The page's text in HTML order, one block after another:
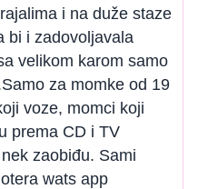
i na duže staze
bi i zadovoljavala
velikom karom samo
za momke od 19
voze, momci koji
prema CD i TV
zaobiđu. Sami
wats app